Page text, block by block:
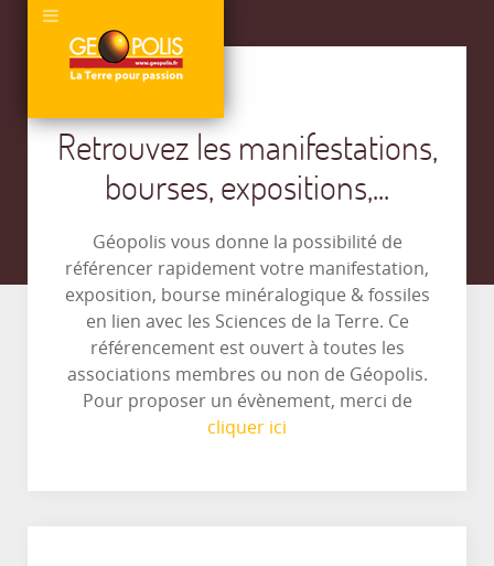
Retrouvez les manifestations,
bourses, expositions,...
Géopolis vous donne la possibilité de
référencer rapidement votre manifestation,
exposition, bourse minéralogique & fossiles
en lien avec les Sciences de la Terre. Ce
référencement est ouvert à toutes les
associations membres ou non de Géopolis.
Pour proposer un évènement, merci de
cliquer ici